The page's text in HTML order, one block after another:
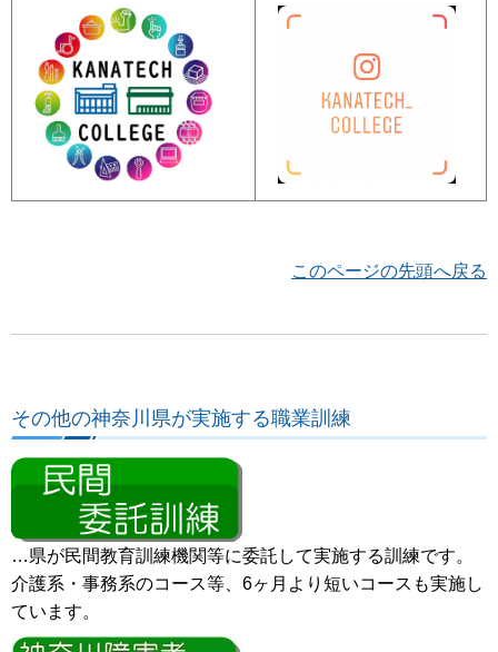
このページの先頭へ戻る
その他の神奈川県が実施する職業訓練
…県が民間教育訓練機関等に委託して実施する訓練です。
介護系・事務系のコース等、6ヶ月より短いコースも実施し
ています。